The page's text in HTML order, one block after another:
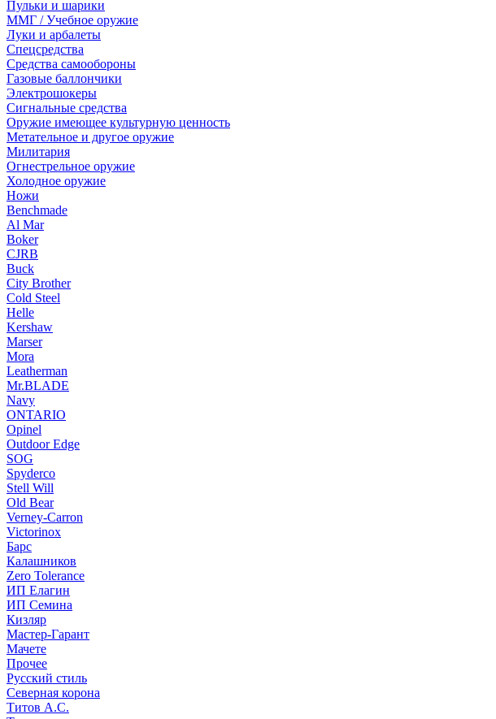
Пульки и шарики
ММГ / Учебное оружие
Луки и арбалеты
Спецсредства
Средства самообороны
Газовые баллончики
Электрошокеры
Сигнальные средства
Оружие имеющее культурную ценность
Метательное и другое оружие
Милитария
Огнестрельное оружие
Холодное оружие
Ножи
Benchmade
Al Mar
Boker
CJRB
Buck
City Brother
Cold Steel
Helle
Kershaw
Marser
Mora
Leatherman
Mr.BLADE
Navy
ONTARIO
Opinel
Outdoor Edge
SOG
Spyderco
Stell Will
Old Bear
Verney-Carron
Victorinox
Барс
Калашников
Zero Tolerance
ИП Елагин
ИП Семина
Кизляр
Мастер-Гарант
Мачете
Прочее
Русский стиль
Северная корона
Титов А.С.